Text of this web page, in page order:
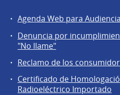
Servicios
comunidad
Agenda Web para
Denuncia por
"No llame"
Reclamo de los
Certificado de
Radioeléctrico Importado